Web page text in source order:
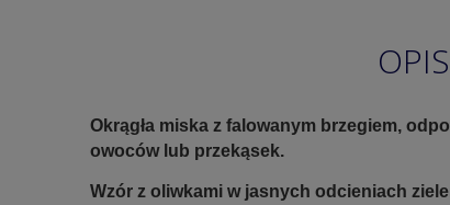
OPIS
Okrągła miska z falowanym brzegiem,
owoców lub przekąsek.
Wzór z oliwkami w jasnych odcieniach